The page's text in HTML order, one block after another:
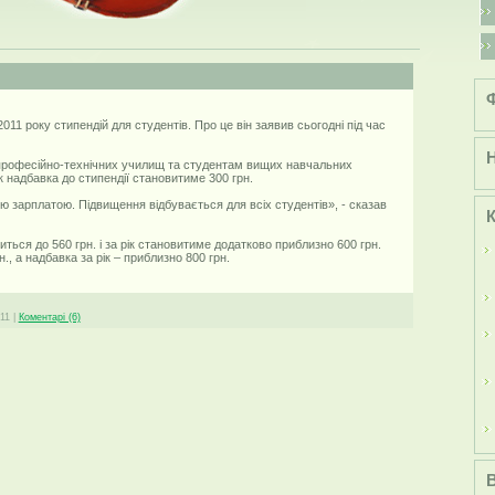
року стипендій для студентів. Про це він заявив сьогодні під час
технічних училищ та студентам вищих навчальних
до стипендії становитиме 300 грн.
зарплатою. Підвищення відбувається для всіх студентів», - сказав
до 560 грн. і за рік становитиме додатково приблизно 600 грн.
а надбавка за рік – приблизно 800 грн.
Коментарі (6)